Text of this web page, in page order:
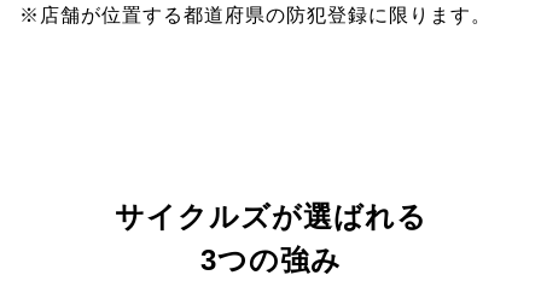
※店舗が位置する都道府県の防犯登録に限ります。
サイクルズが選ばれる
3つの強み